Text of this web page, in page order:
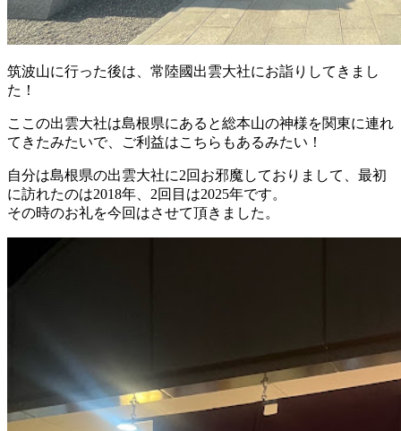
筑波山に行った後は、常陸國出雲大社にお詣りしてきまし
た！
ここの出雲大社は島根県にあると総本山の神様を関東に連れ
てきたみたいで、ご利益はこちらもあるみたい！
自分は島根県の出雲大社に2回お邪魔しておりまして、最初
に訪れたのは2018年、2回目は2025年です。
その時のお礼を今回はさせて頂きました。